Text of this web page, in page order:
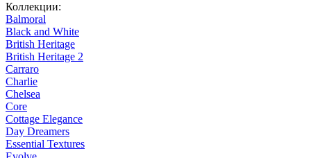
Коллекции:
Balmoral
Black and White
British Heritage
British Heritage 2
Carraro
Charlie
Chelsea
Core
Cottage Elegance
Day Dreamers
Essential Textures